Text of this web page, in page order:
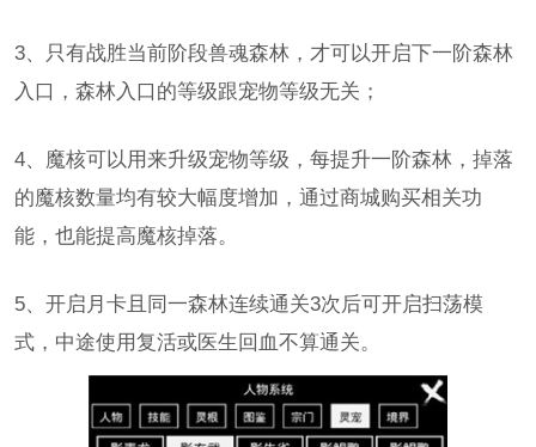
3、只有战胜当前阶段兽魂森林，才可以开启下一阶森林
入口，森林入口的等级跟宠物等级无关；
4、魔核可以用来升级宠物等级，每提升一阶森林，掉落
的魔核数量均有较大幅度增加，通过商城购买相关功
能，也能提高魔核掉落。
5、开启月卡且同一森林连续通关3次后可开启扫荡模
式，中途使用复活或医生回血不算通关。